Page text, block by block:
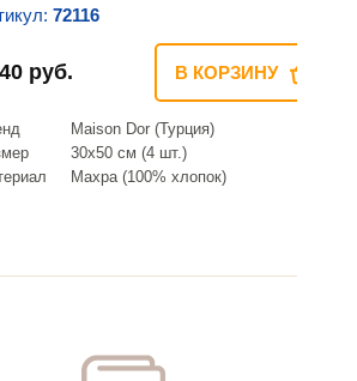
72116
руб. В КОРЗИНУ
Maison Dor (Турция)
30х50 см (4 шт.)
Махра (100% хлопок)